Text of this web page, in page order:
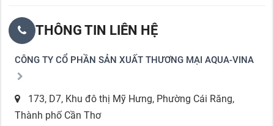
THÔNG TIN LIÊN HỆ
CÔNG TY CỔ PHẦN SẢN XUẤT THƯƠNG MẠI AQUA-VINA
173, D7, Khu đô thị Mỹ Hưng, Phường Cái Răng,
Thành phố Cần Thơ